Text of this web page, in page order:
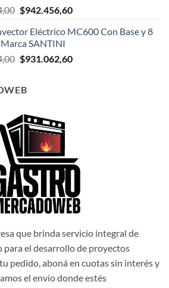
$1.047.498,00.$942.748,20.
El
original
era:
$1.047.174,00.
$942.456,60El
actual
$942.456,60.
Eléctrico MC600 Con Base y 8
SANTINI
El
era:
$931.062,60El
que brinda servicio integral de
para el desarrollo de proyectos
pedido, aboná en cuotas sin interés y
el envío donde estés